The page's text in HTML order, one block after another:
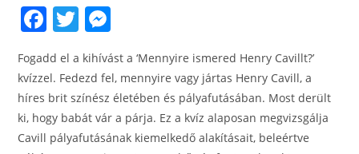
F
a
c
e
b
o
T
w
itt
er
e
ss
e
n
g
Fogadd el a kihívást a ‘Mennyire ismered Henry Cavillt?’
kvízzel. Fedezd fel, mennyire vagy jártas Henry Cavill, a
híres brit színész életében és pályafutásában. Most derült
ki, hogy babát vár a párja. Ez a kvíz alaposan megvizsgálja
Cavill pályafutásának kiemelkedő alakításait, beleértve